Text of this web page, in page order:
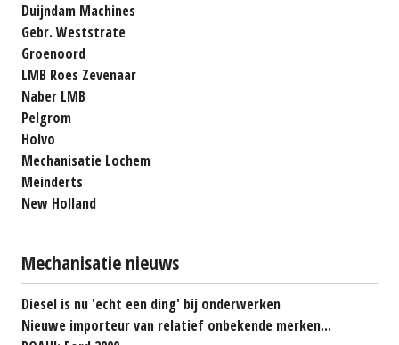
Duijndam Machines
Gebr. Weststrate
Groenoord
LMB Roes Zevenaar
Naber LMB
Pelgrom
Holvo
Mechanisatie Lochem
Meinderts
New Holland
Mechanisatie nieuws
Diesel is nu 'echt een ding' bij onderwerken
Nieuwe importeur van relatief onbekende merken...